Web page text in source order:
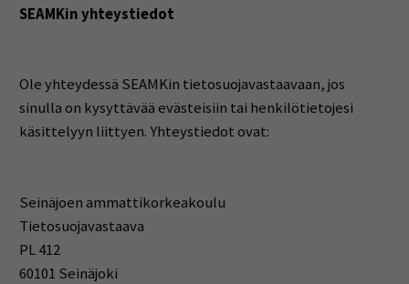
SEAMKin yhteystiedot
Ole yhteydessä SEAMKin tietosuojavastaavaan, jos
sinulla on kysyttävää evästeisiin tai henkilötietojesi
käsittelyyn liittyen. Yhteystiedot ovat:
Seinäjoen ammattikorkeakoulu
Tietosuojavastaava
PL 412
60101 Seinäjoki